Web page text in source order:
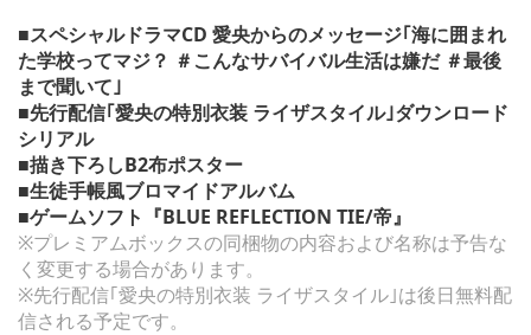
■スペシャルドラマCD 愛央からのメッセージ｢海に囲まれ
た学校ってマジ？ ＃こんなサバイバル生活は嫌だ ＃最後
まで聞いて｣
■先行配信｢愛央の特別衣装 ライザスタイル｣ダウンロード
シリアル
■描き下ろしB2布ポスター
■生徒手帳風ブロマイドアルバム
■ゲームソフト『BLUE REFLECTION TIE/帝』
※プレミアムボックスの同梱物の内容および名称は予告な
く変更する場合があります。
※先行配信｢愛央の特別衣装 ライザスタイル｣は後日無料配
信される予定です。